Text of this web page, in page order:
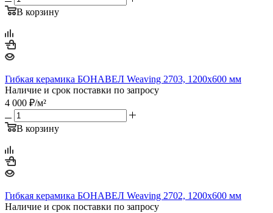
В корзину
Гибкая керамика БОНАВЕЛ Weaving 2703, 1200x600 мм
Наличие и срок поставки по запросу
4 000 ₽/м²
В корзину
Гибкая керамика БОНАВЕЛ Weaving 2702, 1200x600 мм
Наличие и срок поставки по запросу